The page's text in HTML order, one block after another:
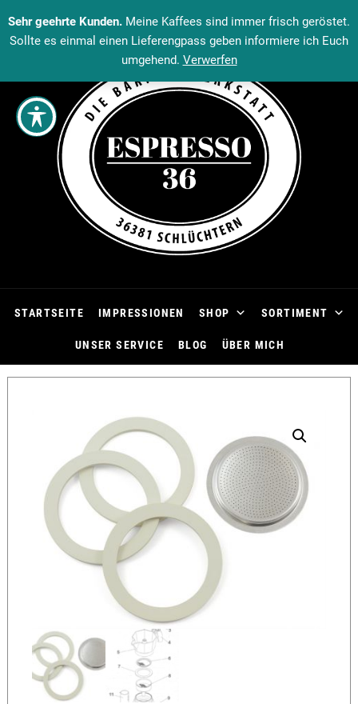
Sehr geehrte Kunden. Meine Kaffees sind immer frisch geröstet.
Sollte es einmal einen Lieferengpass geben informiere ich Euch
umgehend. Verwerfen
STARTSEITE IMPRESSIONEN SHOP SORTIMENT
UNSER SERVICE BLOG ÜBER MICH